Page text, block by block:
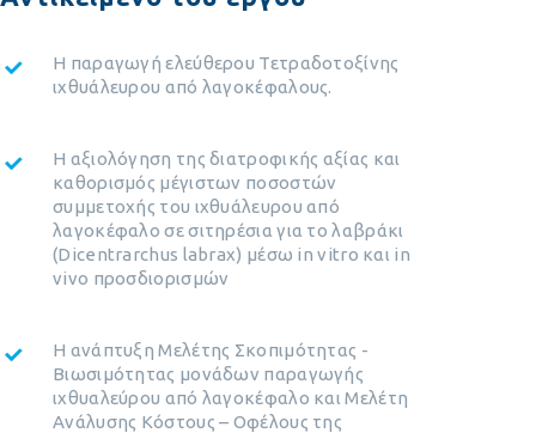
Η παραγωγή ελεύθερου Τετραδοτοξίνης
ιχθυάλευρου από λαγοκέφαλους.
Η αξιολόγηση της διατροφικής αξίας και
καθορισμός μέγιστων ποσοστών
συμμετοχής του ιχθυάλευρου από
λαγοκέφαλο σε σιτηρέσια για το λαβράκι
(Dicentrarchus labrax) μέσω in vitro και in
vivo προσδιορισμών
Η ανάπτυξη Μελέτης Σκοπιμότητας -
Βιωσιμότητας μονάδων παραγωγής
ιχθυαλεύρου από λαγοκέφαλο και Μελέτη
Ανάλυσης Κόστους – Οφέλους της